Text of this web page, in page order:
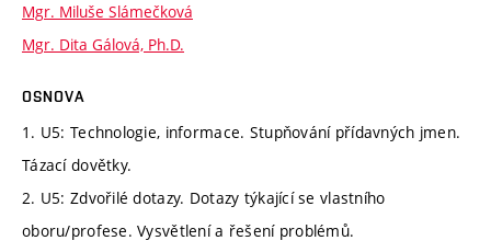
Mgr. Miluše Slámečková
Mgr. Dita Gálová, Ph.D.
OSNOVA
1. U5: Technologie, informace. Stupňování přídavných jmen.
Tázací dovětky.
2. U5: Zdvořilé dotazy. Dotazy týkající se vlastního
oboru/profese. Vysvětlení a řešení problémů.